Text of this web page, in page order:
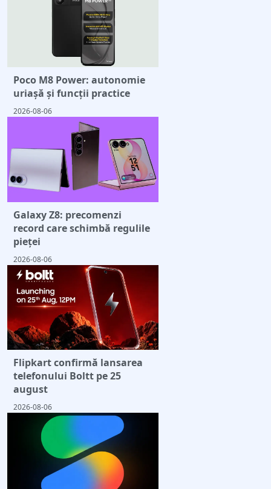
Poco M8 Power: autonomie
uriașă și funcții practice
2026-08-06
Galaxy Z8: precomenzi
record care schimbă regulile
pieței
2026-08-06
Flipkart confirmă lansarea
telefonului Boltt pe 25
august
2026-08-06